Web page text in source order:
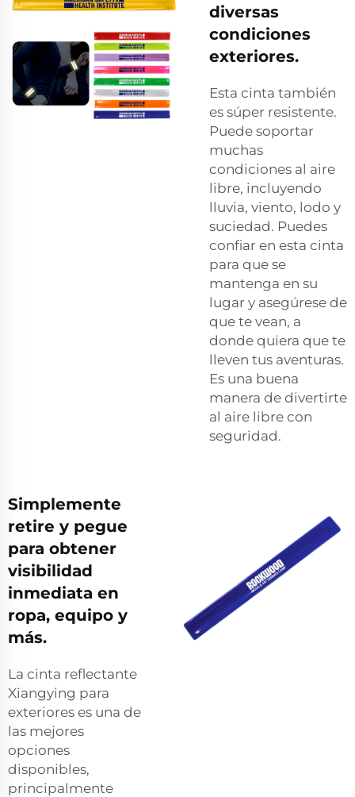
diversas
condiciones
exteriores.
Esta cinta también
es súper resistente.
Puede soportar
muchas
condiciones al aire
libre, incluyendo
lluvia, viento, lodo y
suciedad. Puedes
confiar en esta cinta
para que se
mantenga en su
lugar y asegúrese de
que te vean, a
donde quiera que te
lleven tus aventuras.
Es una buena
manera de divertirte
al aire libre con
seguridad.
Simplemente
retire y pegue
para obtener
visibilidad
inmediata en
ropa, equipo y
más.
La cinta reflectante
Xiangying para
exteriores es una de
las mejores
opciones
disponibles,
principalmente